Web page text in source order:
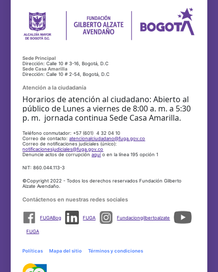
Sede Principal
Dirección: Calle 10 # 3-16, Bogotá, D.C
Sede Casa Amarilla
Dirección: Calle 10 # 2-54, Bogotá, D.C
Atención a la ciudadanía
Horarios de atención al ciudadano: Abierto al
público de Lunes a viernes de 8:00 a. m. a 5:30
p. m. jornada continua Sede Casa Amarilla.
Teléfono conmutador: +57 (601) 4 32 04 10
Correo de contacto:atencionalciudadano@fuga.gov.co
Correo de notificaciones judiciales (único):
notificacionesjudiciales@fuga.gov.co
Denuncie actos de corrupciónaquío en la línea 195 opción 1
NIT: 860.044.113-3
©Copyright 2022 - Todos los derechos reservados Fundación Gilberto
Alzate Avendaño.
Contáctenos en nuestras redes sociales
FUGABog FUGA Fundaciongilbertoalzate
FUGA
Políticas Mapa del sitio Términos y condiciones